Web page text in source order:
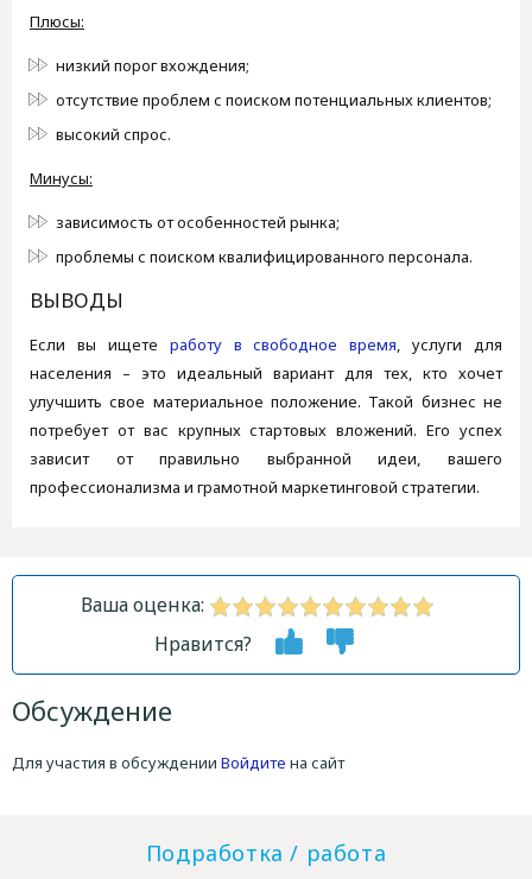
Плюсы:
низкий порог вхождения;
отсутствие проблем с поиском потенциальных клиентов;
высокий спрос.
Минусы:
зависимость от особенностей рынка;
проблемы с поиском квалифицированного персонала.
ВЫВОДЫ
Если вы ищете работу в свободное время, услуги для
населения – это идеальный вариант для тех, кто хочет
улучшить свое материальное положение. Такой бизнес не
потребует от вас крупных стартовых вложений. Его успех
зависит от правильно выбранной идеи, вашего
профессионализма и грамотной маркетинговой стратегии.
Ваша оценка:
Нравится?
Обсуждение
Для участия в обсуждении Войдите на сайт
Подработка / работа